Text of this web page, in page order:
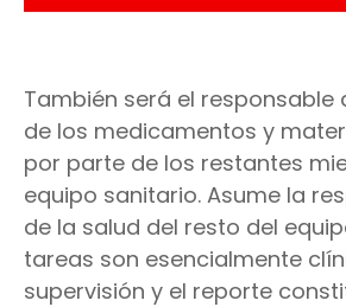
También será el responsable
de los medicamentos y
por parte de los restantes
equipo sanitario. Asume la
de la salud del resto del
tareas son esencialmente
supervisión y el reporte